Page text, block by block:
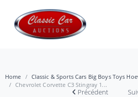
Home
Classic & Sports Cars Big Boys Toys
Chevrolet Corvette C3 Stingray 1...
Précédent